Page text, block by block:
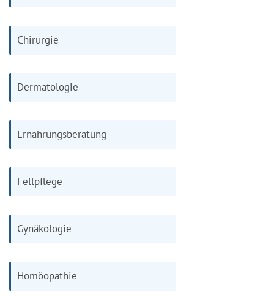
Chirurgie
Dermatologie
Ernährungsberatung
Fellpflege
Gynäkologie
Homöopathie